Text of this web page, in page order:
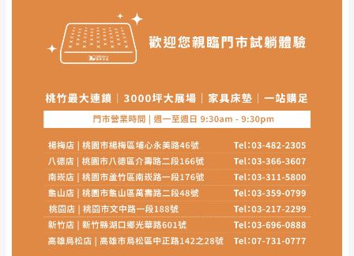
訂購前請先確認商品款式、尺寸、材質
居家需求。
訊,如有錯誤,本公司保有配送與否之權利。
商品顏色可能會因拍攝燈光、電腦解析度、螢幕設定
及個人觀感等因素,造成實品與網頁上有所差異,此並非
瑕疵,請以實際收到之商品顏色為準,敬請見諒。
此販售商品不含情境圖內之擺設物品， 以品名和文案
介紹之商品項目為主。
訂購前請務必丈量擺放空間是否足夠，並自行確認居
家空間格局、樓梯或電梯大小是否能夠正常搬運進
予保留(訂單自動取消)。
無回收家具服務，若需回收家具可聯絡當地請清